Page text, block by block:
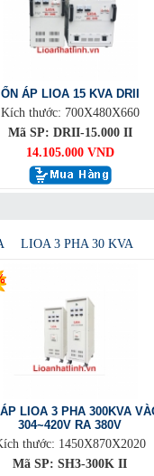
ỔN ÁP LIOA 15 KVA DRII
Kích thước: 700X480X660
Mã SP: DRII-15.000 II
14.105.000 VND
LIOA 3 PHA 30 KVA
LIOA 3 PHA 300KVA
304~420V RA 380V
thước: 1450X870X2020
Mã SP: SH3-300K II